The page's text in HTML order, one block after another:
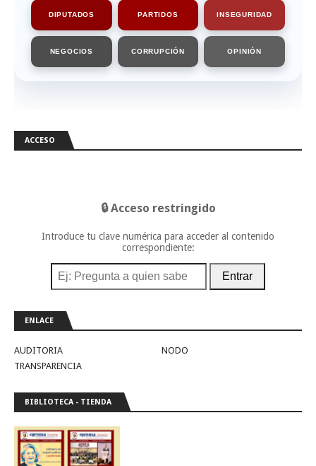
DIPUTADOS PARTIDOS INSEGURIDAD
NEGOCIOS CORRUPCIÓN OPINIÓN
ACCESO
🔒 Acceso restringido
Introduce tu clave numérica para acceder al contenido
correspondiente:
Entrar
ENLACE
AUDITORIA
NODO
TRANSPARENCIA
BIBLIOTECA - TIENDA